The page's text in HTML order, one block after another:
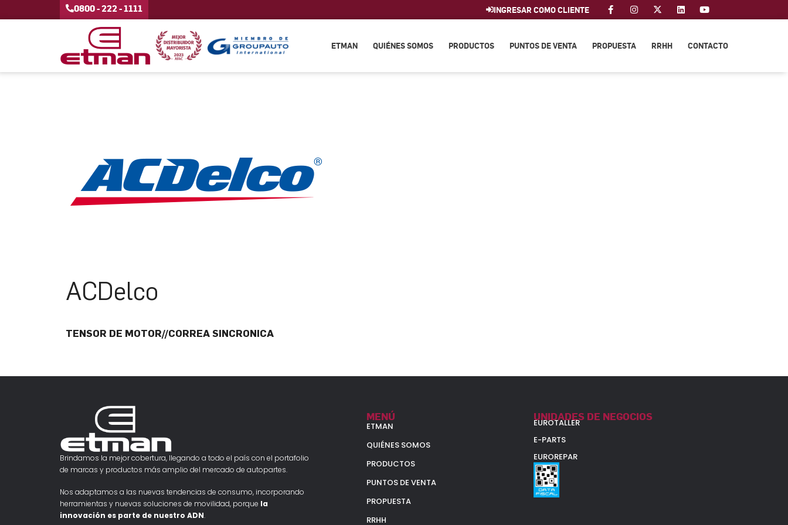
0800 - 222 - 1111 INGRESAR COMO CLIENTE
ETMAN QUIÉNES SOMOS PRODUCTOS PUNTOS DE VENTA PROPUESTA RRHH CONTACTO
ACDelco
TENSOR DE MOTOR//CORREA SINCRONICA
Brindamos la mejor cobertura, llegando a todo el país con el portafolio
de marcas y productos más amplio del mercado de autopartes.
Nos adaptamos a las nuevas tendencias de consumo, incorporando
herramientas y nuevas soluciones de movilidad, porque la
innovación es parte de nuestro ADN.
MENÚ
ETMAN
QUIÉNES SOMOS
PRODUCTOS
PUNTOS DE VENTA
PROPUESTA
RRHH
UNIDADES DE NEGOCIOS
EUROTALLER
E-PARTS
EUROREPAR